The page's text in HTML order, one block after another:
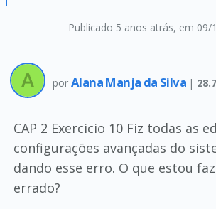
Publicado 5 anos atrás, em 09/
por Alana Manja da Silva |
CAP 2 Exercicio 10 Fiz todas as
configurações avançadas do
dando esse erro. O que estou
errado?